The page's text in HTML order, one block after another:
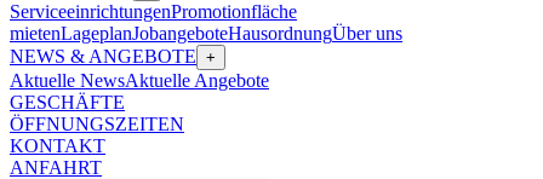
ServiceeinrichtungenPromotionfläche
mietenLageplanJobangeboteHausordnungÜber uns
NEWS & ANGEBOTE +
Aktuelle NewsAktuelle Angebote
GESCHÄFTE
ÖFFNUNGSZEITEN
KONTAKT
ANFAHRT